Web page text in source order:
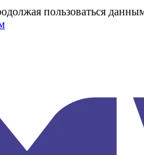
пользоваться